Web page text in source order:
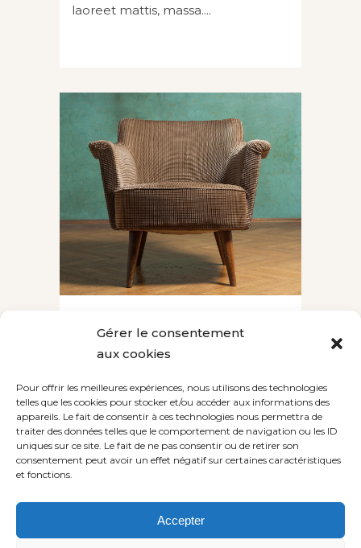
Gérer le consentement
aux cookies
Pour offrir les meilleures expériences, nous utilisons des technologies
telles que les cookies pour stocker et/ou accéder aux informations des
appareils. Le fait de consentir à ces technologies nous permettra de
traiter des données telles que le comportement de navigation ou les ID
uniques sur ce site. Le fait de ne pas consentir ou de retirer son
consentement peut avoir un effet négatif sur certaines caractéristiques
et fonctions.
Accepter
laoreet mattis, massa....
Lorem ipsum dolor sit amet,
cursus. Morbi ut mi. Nullam enim
leo, egestas id, condimentum at,
laoreet mattis, massa....
SHOW MORE